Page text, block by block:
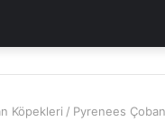
Köpekleri / Pyrenees